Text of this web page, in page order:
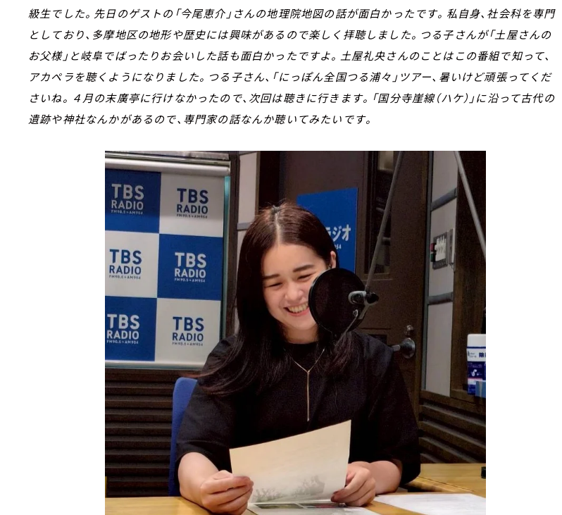
級生でした。先日のゲストの「今尾恵介」さんの地理院地図の話が面白かったです。私自身、社会科を専門
としており、多摩地区の地形や歴史には興味があるので楽しく拝聴しました。つる子さんが「土屋さんの
お父様」と岐阜でばったりお会いした話も面白かったですよ。土屋礼央さんのことはこの番組で知って、
アカペラを聴くようになりました。つる子さん、「にっぽん全国つる浦々」ツアー、暑いけど頑張ってくだ
さいね。４月の末廣亭に行けなかったので、次回は聴きに行きます。「国分寺崖線（ハケ）」に沿って古代の
遺跡や神社なんかがあるので、専門家の話なんか聴いてみたいです。